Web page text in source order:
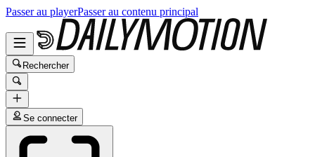
Passer au playerPasser au contenu principal
Rechercher
Se connecter